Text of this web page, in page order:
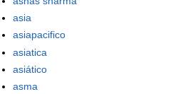
asia
asiapacifico
asiatica
asiático
asma